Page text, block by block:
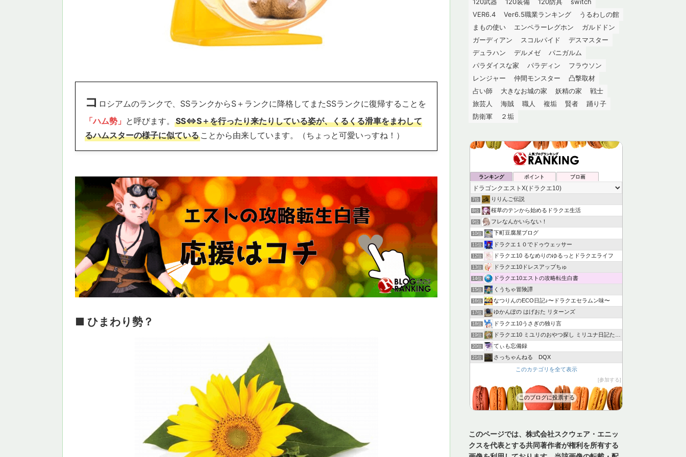
コ ロシアムのランクで、SSランクからS＋ランクに降格してまたSSランクに復帰することを
「ハム勢」 と呼びます。 SS⇔S＋を行ったり来たりしている姿が、くるくる滑車をまわして
るハムスターの様子に似ている ことから由来しています。（ちょっと可愛いっすね！）
■ ひまわり勢？
VER6.4
Ver6.5職業ランキング
うるわしの館
まもの使い
エンペラーレグホン
ガルドドン
ガーディアン
スコルパイド
デスマスター
デュラハン
デルメゼ
パニガルム
パラダイスな家
パラディン
フラウソン
レンジャー
仲間モンスター
凸撃取材
占い師
大きなお城の家 妖精の家
戦士
旅芸人
海賊 職人 複垢 賢者
踊り子
防衛軍
２垢
ランキング ポイント ブロ画
7位 りりんご伝説
8位 桜草のテンから始めるドラクエ生活
9位 フレなんかいらない！
10位 下町豆腐屋ブログ
11位 ドラクエ１０でドゥウェッサー
12位 ドラクエ10 るなめりのゆるっとドラクエライフ
13位 ドラクエ10ドレスアップちゅ
14位 ドラクエ10エストの攻略転生白書
15位 くうちゃ冒険譚
16位 なつりんのECO日記♪〜ドラクエセラムン味〜
17位 ゆかんぽの はげおた リターンズ
18位 ドラクエ10うさぎの独り言
19位 ドラクエ10 ミユリのおやつ探し ミリユナ日記たまにリオ
20位 てぃも忘備録
21位 さっちゃんねる DQX
このカテゴリを全て表示
参加する
このブログに投票する
このページでは、株式会社スクウェア・エニッ
クスを代表とする共同著作者が権利を所有する